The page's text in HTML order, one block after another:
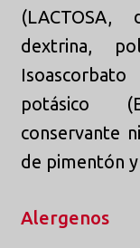
(LACTOSA,
dextrina,
potásico
conservante
de pimentón
Alergenos